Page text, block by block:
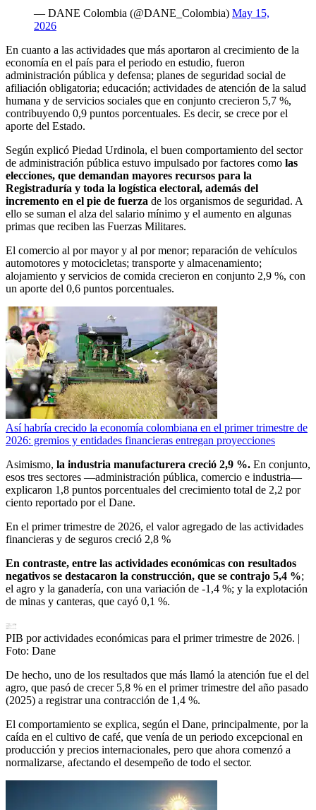
— DANE Colombia (@DANE_Colombia) May 15,
2026
En cuanto a las actividades que más aportaron al crecimiento de la
economía en el país para el periodo en estudio, fueron
administración pública y defensa; planes de seguridad social de
afiliación obligatoria; educación; actividades de atención de la salud
humana y de servicios sociales que en conjunto crecieron 5,7 %,
contribuyendo 0,9 puntos porcentuales. Es decir, se crece por el
aporte del Estado.
Según explicó Piedad Urdinola, el buen comportamiento del sector
de administración pública estuvo impulsado por factores como las
elecciones, que demandan mayores recursos para la
Registraduría y toda la logística electoral, además del
incremento en el pie de fuerza de los organismos de seguridad. A
ello se suman el alza del salario mínimo y el aumento en algunas
primas que reciben las Fuerzas Militares.
El comercio al por mayor y al por menor; reparación de vehículos
automotores y motocicletas; transporte y almacenamiento;
alojamiento y servicios de comida crecieron en conjunto 2,9 %, con
un aporte del 0,6 puntos porcentuales.
Así habría crecido la economía colombiana en el primer trimestre de
2026: gremios y entidades financieras entregan proyecciones
Asimismo, la industria manufacturera creció 2,9 %. En conjunto,
esos tres sectores —administración pública, comercio e industria—
explicaron 1,8 puntos porcentuales del crecimiento total de 2,2 por
ciento reportado por el Dane.
En el primer trimestre de 2026, el valor agregado de las actividades
financieras y de seguros creció 2,8 %
En contraste, entre las actividades económicas con resultados
negativos se destacaron la construcción, que se contrajo 5,4 %;
el agro y la ganadería, con una variación de -1,4 %; y la explotación
de minas y canteras, que cayó 0,1 %.
PIB por actividades económicas para el primer trimestre de 2026. |
Foto: Dane
De hecho, uno de los resultados que más llamó la atención fue el del
agro, que pasó de crecer 5,8 % en el primer trimestre del año pasado
(2025) a registrar una contracción de 1,4 %.
El comportamiento se explica, según el Dane, principalmente, por la
caída en el cultivo de café, que venía de un periodo excepcional en
producción y precios internacionales, pero que ahora comenzó a
normalizarse, afectando el desempeño de todo el sector.